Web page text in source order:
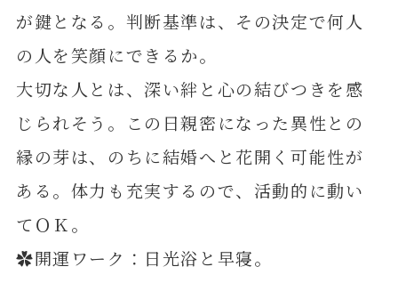
が鍵となる。判断基準は、その決定で何人
の人を笑顔にできるか。
大切な人とは、深い絆と心の結びつきを感
じられそう。この日親密になった異性との
縁の芽は、のちに結婚へと花開く可能性が
ある。体力も充実するので、活動的に動い
てＯＫ。
✿開運ワーク：日光浴と早寝。